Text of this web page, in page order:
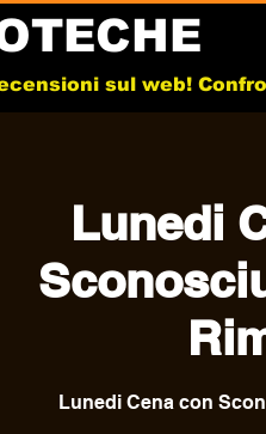
sul web!
Lunedi
Lunedi Cena con